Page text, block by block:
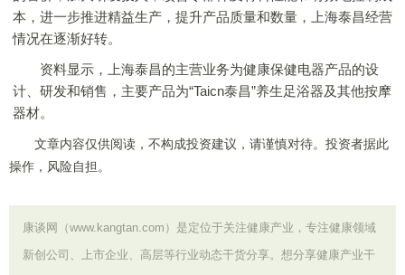
本，进一步推进精益生产，提升产品质量和数量，上海泰昌经营
情况在逐渐好转。
资料显示，上海泰昌的主营业务为健康保健电器产品的设
计、研发和销售，主要产品为“Taicn泰昌”养生足浴器及其他按摩
器材。
文章内容仅供阅读，不构成投资建议，请谨慎对待。投资者据此
操作，风险自担。
康谈网（www.kangtan.com）是定位于关注健康产业，专注健康领域
新创公司、上市企业、高层等行业动态干货分享。想分享健康产业干